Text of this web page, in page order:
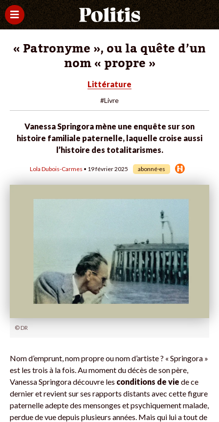
« Patronyme », ou la quête d’un
nom « propre »
Littérature
#Livre
Vanessa Springora mène une enquête sur son
histoire familiale paternelle, laquelle croise aussi
l’histoire des totalitarismes.
Lola Dubois-Carmes • 19 février 2025 abonné·es
© DR
Nom d’emprunt, nom propre ou nom d’artiste ? « Springora »
est les trois à la fois. Au moment du décès de son père,
Vanessa Springora découvre les conditions de vie de ce
dernier et revient sur ses rapports distants avec cette figure
paternelle adepte des mensonges et psychiquement malade,
perdue de vue depuis plusieurs années. Mais qui lui a tout de